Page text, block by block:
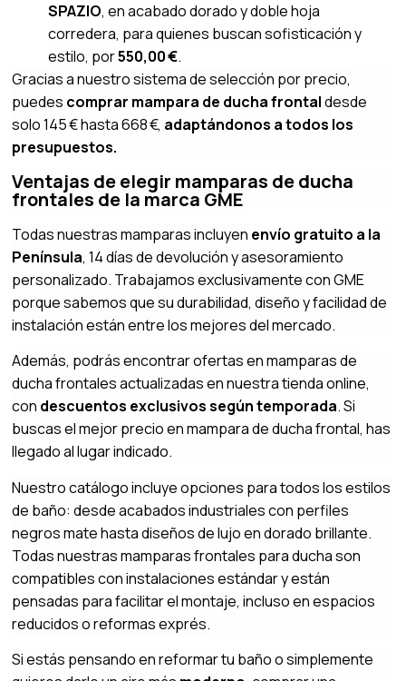
SPAZIO, en acabado dorado y doble hoja
corredera, para quienes buscan sofisticación y
estilo, por550,00 €.
Gracias a nuestro sistema de selección por precio,
puedes comprar mampara de ducha frontaldesde
solo 145 € hasta 668 €, adaptándonos a todos los
presupuestos.
Ventajas de elegir mamparas de ducha
frontales de la marca GME
Todas nuestras mamparas incluyen envío gratuito a la
Península, 14 días de devolución y asesoramiento
personalizado. Trabajamos exclusivamente con GME
porque sabemos que su durabilidad, diseño y facilidad de
instalación están entre los mejores del mercado.
Además, podrás encontrar ofertas en mamparas de
ducha frontales actualizadas en nuestra tienda online,
con descuentos exclusivos según temporada. Si
buscas el mejor precio en mampara de ducha frontal, has
llegado al lugar indicado.
Nuestro catálogo incluye opciones para todos los estilos
de baño: desde acabados industriales con perfiles
negros mate hasta diseños de lujo en dorado brillante.
Todas nuestras mamparas frontales para ducha son
compatibles con instalaciones estándar y están
pensadas para facilitar el montaje, incluso en espacios
reducidos o reformas exprés.
Si estás pensando en reformar tu baño o simplemente